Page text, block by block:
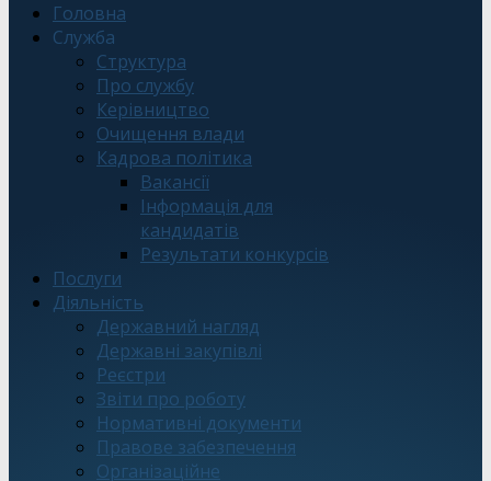
Головна
Служба
Структура
Про службу
Керівництво
Очищення влади
Кадрова політика
Вакансії
Інформація для
кандидатів
Результати конкурсів
Послуги
Діяльність
Державний нагляд
Державні закупівлі
Реєстри
Звіти про роботу
Нормативні документи
Правове забезпечення
Організаційне